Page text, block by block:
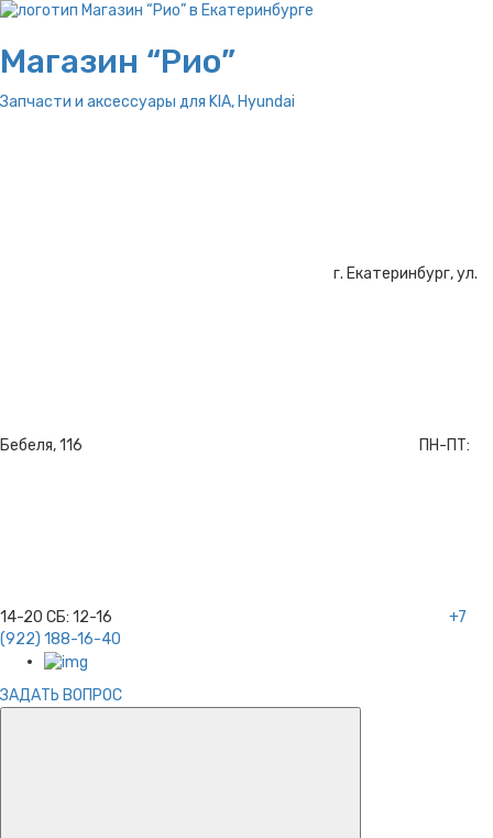
Магазин “Рио”
Запчасти и аксессуары для KIA, Hyundai
г. Екатеринбург, ул.
Бебеля, 116 ПН-ПТ:
14-20 СБ: 12-16
+7
(922) 188-16-40
ЗАДАТЬ ВОПРОС